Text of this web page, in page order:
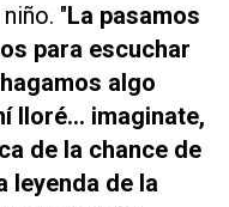
"La pasamos
para escuchar
algo
lloré... imaginate,
de la chance de
leyenda de la